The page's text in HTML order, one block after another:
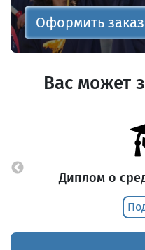
Оформить заказ
Вас может
Диплом о